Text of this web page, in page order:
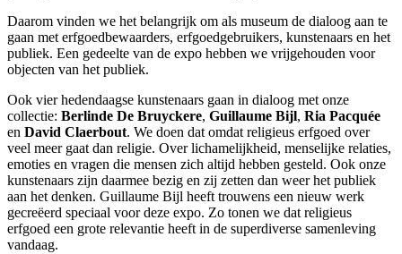
Daarom vinden we het belangrijk om als museum de dialoog aan te
gaan met erfgoedbewaarders, erfgoedgebruikers, kunstenaars en het
publiek. Een gedeelte van de expo hebben we vrijgehouden voor
objecten van het publiek.
Ook vier hedendaagse kunstenaars gaan in dialoog met onze
collectie: Berlinde De Bruyckere, Guillaume Bijl, Ria Pacquée
en David Claerbout. We doen dat omdat religieus erfgoed over
veel meer gaat dan religie. Over lichamelijkheid, menselijke relaties,
emoties en vragen die mensen zich altijd hebben gesteld. Ook onze
kunstenaars zijn daarmee bezig en zij zetten dan weer het publiek
aan het denken. Guillaume Bijl heeft trouwens een nieuw werk
gecreëerd speciaal voor deze expo. Zo tonen we dat religieus
erfgoed een grote relevantie heeft in de superdiverse samenleving
vandaag.